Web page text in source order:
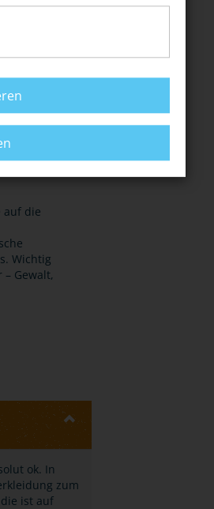
auf die
Wichtig
Gewalt,
ok. In
zum
ist auf